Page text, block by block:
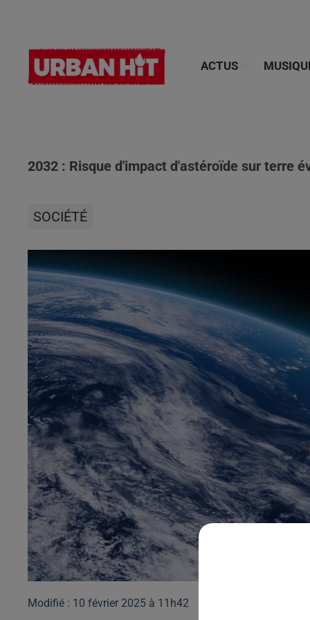
ACTUS
2032 : Risque d'impact d'astéroïde sur terre
SOCIÉTÉ
Modifié : 10 février 2025 à 11h42